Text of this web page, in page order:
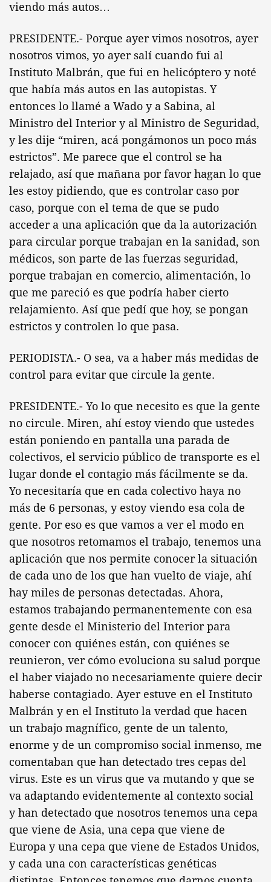
viendo más autos…
PRESIDENTE.- Porque ayer vimos nosotros, ayer
nosotros vimos, yo ayer salí cuando fui al
Instituto Malbrán, que fui en helicóptero y noté
que había más autos en las autopistas. Y
entonces lo llamé a Wado y a Sabina, al
Ministro del Interior y al Ministro de Seguridad,
y les dije “miren, acá pongámonos un poco más
estrictos”. Me parece que el control se ha
relajado, así que mañana por favor hagan lo que
les estoy pidiendo, que es controlar caso por
caso, porque con el tema de que se pudo
acceder a una aplicación que da la autorización
para circular porque trabajan en la sanidad, son
médicos, son parte de las fuerzas seguridad,
porque trabajan en comercio, alimentación, lo
que me pareció es que podría haber cierto
relajamiento. Así que pedí que hoy, se pongan
estrictos y controlen lo que pasa.
PERIODISTA.- O sea, va a haber más medidas de
control para evitar que circule la gente.
PRESIDENTE.- Yo lo que necesito es que la gente
no circule. Miren, ahí estoy viendo que ustedes
están poniendo en pantalla una parada de
colectivos, el servicio público de transporte es el
lugar donde el contagio más fácilmente se da.
Yo necesitaría que en cada colectivo haya no
más de 6 personas, y estoy viendo esa cola de
gente. Por eso es que vamos a ver el modo en
que nosotros retomamos el trabajo, tenemos una
aplicación que nos permite conocer la situación
de cada uno de los que han vuelto de viaje, ahí
hay miles de personas detectadas. Ahora,
estamos trabajando permanentemente con esa
gente desde el Ministerio del Interior para
conocer con quiénes están, con quiénes se
reunieron, ver cómo evoluciona su salud porque
el haber viajado no necesariamente quiere decir
haberse contagiado. Ayer estuve en el Instituto
Malbrán y en el Instituto la verdad que hacen
un trabajo magnífico, gente de un talento,
enorme y de un compromiso social inmenso, me
comentaban que han detectado tres cepas del
virus. Este es un virus que va mutando y que se
va adaptando evidentemente al contexto social
y han detectado que nosotros tenemos una cepa
que viene de Asia, una cepa que viene de
Europa y una cepa que viene de Estados Unidos,
y cada una con características genéticas